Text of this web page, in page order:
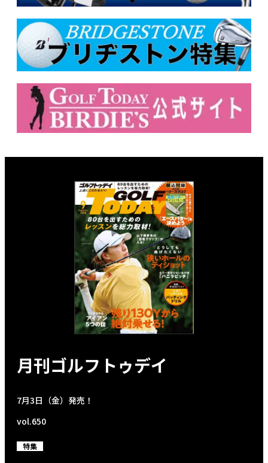
月刊ゴルフトゥデイ
7月3日（金）発売！
vol.650
特集